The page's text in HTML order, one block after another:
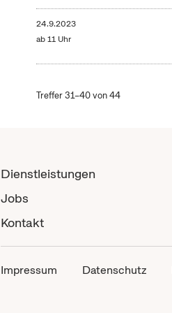
24.9.2023
ab 11 Uhr
Treffer 31–40 von 44
Dienstleistungen
Jobs
Kontakt
Impressum Datenschutz